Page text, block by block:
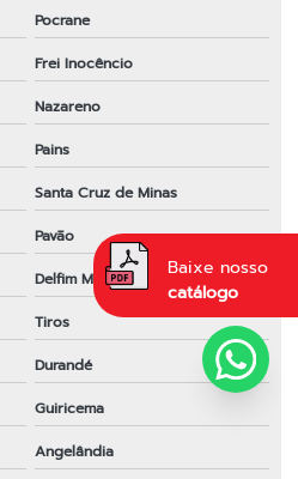
Pocrane
Frei Inocêncio
Nazareno
Pains
Santa Cruz de Minas
Pavão
Delfim Moreira
Tiros
Durandé
Guiricema
Angelândia
Baixe nosso
catálogo